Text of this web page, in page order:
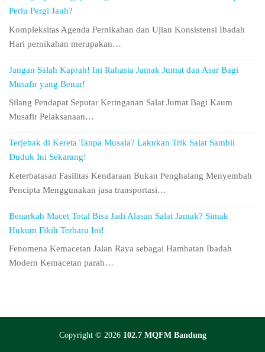
Perlu Pergi Jauh?
Kompleksitas Agenda Pernikahan dan Ujian Konsistensi Ibadah
Hari pernikahan merupakan…
Jangan Salah Kaprah! Ini Rahasia Jamak Jumat dan Asar Bagi
Musafir yang Benar!
Silang Pendapat Seputar Keringanan Salat Jumat Bagi Kaum
Musafir Pelaksanaan…
Terjebak di Kereta Tanpa Musala? Lakukan Trik Salat Sambil
Duduk Ini Sekarang!
Keterbatasan Fasilitas Kendaraan Bukan Penghalang Menyembah
Pencipta Menggunakan jasa transportasi…
Benarkah Macet Total Bisa Jadi Alasan Salat Jamak? Simak
Hukum Fikih Terbaru Ini!
Fenomena Kemacetan Jalan Raya sebagai Hambatan Ibadah
Modern Kemacetan parah…
Copyright © 2026 102.7 MQFM Bandung